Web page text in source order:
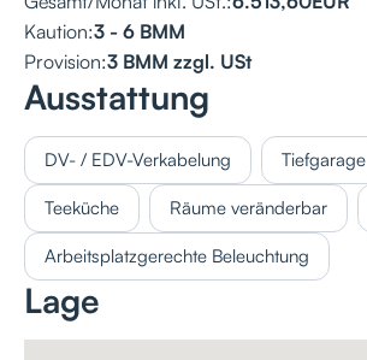
Kaution:3 - 6 BMM
Provision:3 BMM zzgl. USt
Ausstattung
DV- / EDV-Verkabelung Tiefgarage
Teeküche Räume veränderbar
Arbeitsplatzgerechte Beleuchtung
Lage